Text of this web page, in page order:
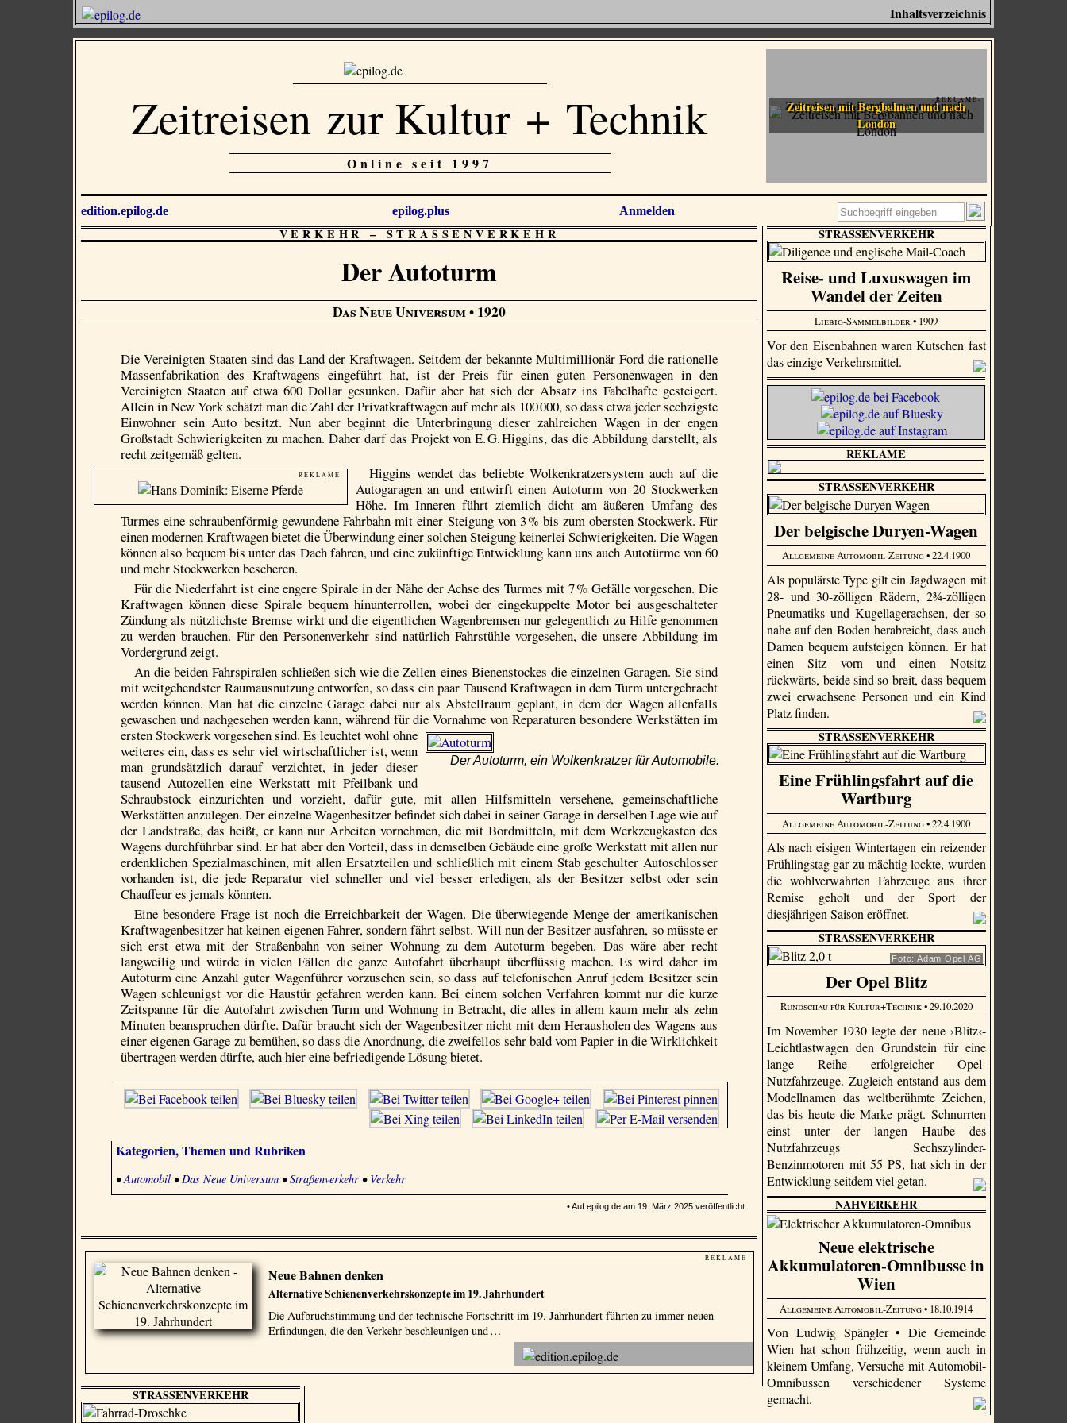
Inhaltsverzeichnis
Zeitreisen zur Kultur + Technik
Online seit 1997
- R E K L A M E -
Zeitreisen mit Bergbahnen und nach
London
edition.epilog.de epilog.plus Anmelden
VERKEHR–STRASSENVERKEHR
Der Autoturm
Das Neue Universum• 1920
Die Vereinigten Staaten sind das Land der Kraftwagen. Seitdem der bekannte Multimillionär Ford die rationelle
Massenfabrikation des Kraftwagens eingeführt hat, ist der Preis für einen guten Personenwagen in den
Vereinigten Staaten auf etwa 600 Dollar gesunken. Dafür aber hat sich der Absatz ins Fabelhafte gesteigert.
Allein in New York schätzt man die Zahl der Privatkraftwagen auf mehr als 100 000, so dass etwa jeder sechzigste
Einwohner sein Auto besitzt. Nun aber beginnt die Unterbringung dieser zahlreichen Wagen in der engen
Großstadt Schwierigkeiten zu machen. Daher darf das Projekt von E. G. Higgins, das die Abbildung darstellt, als
recht zeitgemäß gelten.
- R E K L A M E -
Higgins wendet das beliebte Wolken­kratzer­system auch auf die
Autogaragen an und entwirft einen Autoturm von 20 Stockwerken
Höhe. Im Inneren führt ziemlich dicht am äußeren Umfang des
Turmes eine schraubenförmig gewundene Fahrbahn mit einer Steigung von 3 % bis zum obersten Stockwerk. Für
einen modernen Kraftwagen bietet die Überwindung einer solchen Steigung keinerlei Schwierigkeiten. Die Wagen
können also bequem bis unter das Dach fahren, und eine zukünftige Entwicklung kann uns auch Autotürme von 60
und mehr Stockwerken bescheren.
Für die Niederfahrt ist eine engere Spirale in der Nähe der Achse des Turmes mit 7 % Gefälle vorgesehen. Die
Kraftwagen können diese Spirale bequem hinunterrollen, wobei der einge­kuppelte Motor bei ausgeschalteter
Zündung als nützlichste Bremse wirkt und die eigentlichen Wagenbremsen nur gelegentlich zu Hilfe genommen
zu werden brauchen. Für den Personenverkehr sind natürlich Fahrstühle vorgesehen, die unsere Abbildung im
Vordergrund zeigt.
An die beiden Fahrspiralen schließen sich wie die Zellen eines Bienenstockes die einzelnen Garagen. Sie sind
mit weitgehendster Raumausnutzung entworfen, so dass ein paar Tausend Kraftwagen in dem Turm untergebracht
werden können. Man hat die einzelne Garage dabei nur als Abstellraum geplant, in dem der Wagen allenfalls
gewaschen und nachgesehen werden kann, während für die Vornahme von Reparaturen besondere Werkstätten im
ersten Stockwerk vorgesehen sind.
Der Autoturm, ein Wolkenkratzer für Automobile.
Es leuchtet wohl ohne
weiteres ein, dass es sehr viel wirtschaftlicher ist, wenn
man grundsätzlich darauf verzichtet, in jeder dieser
tausend Autozellen eine Werkstatt mit Pfeilbank und
Schraubstock einzurichten und vorzieht, dafür gute, mit allen Hilfsmitteln versehene, gemeinschaftliche
Werkstätten anzulegen. Der einzelne Wagenbesitzer befindet sich dabei in seiner Garage in derselben Lage wie auf
der Landstraße, das heißt, er kann nur Arbeiten vornehmen, die mit Bordmitteln, mit dem Werkzeugkasten des
Wagens durchführbar sind. Er hat aber den Vorteil, dass in demselben Gebäude eine große Werkstatt mit allen nur
erdenklichen Spezialmaschinen, mit allen Ersatzteilen und schließlich mit einem Stab geschulter Autoschlosser
vorhanden ist, die jede Reparatur viel schneller und viel besser erledigen, als der Besitzer selbst oder sein
Chauffeur es jemals könnten.
Eine besondere Frage ist noch die Erreichbarkeit der Wagen. Die überwiegende Menge der amerikanischen
Kraftwagenbesitzer hat keinen eigenen Fahrer, sondern fährt selbst. Will nun der Besitzer ausfahren, so müsste er
sich erst etwa mit der Straßenbahn von seiner Wohnung zu dem Autoturm begeben. Das wäre aber recht
langweilig und würde in vielen Fällen die ganze Autofahrt überhaupt überflüssig machen. Es wird daher im
Autoturm eine Anzahl guter Wagenführer vorzusehen sein, so dass auf telefonischen Anruf jedem Besitzer sein
Wagen schleunigst vor die Haustür gefahren werden kann. Bei einem solchen Verfahren kommt nur die kurze
Zeitspanne für die Autofahrt zwischen Turm und Wohnung in Betracht, die alles in allem kaum mehr als zehn
Minuten beanspruchen dürfte. Dafür braucht sich der Wagenbesitzer nicht mit dem Herausholen des Wagens aus
einer eigenen Garage zu bemühen, so dass die Anordnung, die zweifellos sehr bald vom Papier in die Wirklichkeit
übertragen werden dürfte, auch hier eine befriedigende Lösung bietet.
Kategorien, Themen und Rubriken
•Automobil • Das Neue Universum •Straßenverkehr • Verkehr
• Auf epilog.de am 19. März 2025 veröffentlicht
- R E K L A M E -
Neue Bahnen denken
Alternative Schienenverkehrskonzepte im 19. Jahrhundert
Die Aufbruchstimmung und der technische Fortschritt im 19. Jahrhundert führten zu immer neuen
Erfindungen, die den Verkehr beschleunigen und …
STRASSENVERKEHR
Reise- und Luxuswagen im
Wandel der Zeiten
Liebig-Sammelbilder• 1909
Vor den Eisenbahnen waren Kutschen fast
das einzige Verkehrsmittel.
REKLAME
STRASSENVERKEHR
Der belgische Duryen-Wagen
Allgemeine Automobil-Zeitung• 22.4.1900
Als populärste Type gilt ein Jagdwagen mit
28- und 30-zölligen Rädern, 2¾-zölligen
Pneumatiks und Kugellagerachsen, der so
nahe auf den Boden herabreicht, dass auch
Damen bequem aufsteigen können. Er hat
einen Sitz vorn und einen Notsitz
rückwärts, beide sind so breit, dass bequem
zwei erwachsene Personen und ein Kind
Platz finden.
STRASSENVERKEHR
Eine Frühlingsfahrt auf die
Wartburg
Allgemeine Automobil-Zeitung• 22.4.1900
Als nach eisigen Wintertagen ein reizender
Frühlingstag gar zu mächtig lockte, wurden
die wohlverwahrten Fahrzeuge aus ihrer
Remise geholt und der Sport der
diesjährigen Saison eröffnet.
STRASSENVERKEHR
Foto: Adam Opel AG
Der Opel Blitz
Rundschau für Kultur+Technik• 29.10.2020
Im November 1930 legte der neue ›Blitz‹-
Leichtlastwagen den Grundstein für eine
lange Reihe erfolgreicher Opel-
Nutzfahrzeuge. Zugleich entstand aus dem
Modellnamen das weltberühmte Zeichen,
das bis heute die Marke prägt. Schnurrten
einst unter der langen Haube des
Nutzfahrzeugs Sechszylinder-
Benzinmotoren mit 55 PS, hat sich in der
Entwicklung seitdem viel getan.
NAHVERKEHR
Neue elektrische
Akkumulatoren-Omnibusse in
Wien
Allgemeine Automobil-Zeitung• 18.10.1914
Von Ludwig Spängler • Die Gemeinde
Wien hat schon frühzeitig, wenn auch in
kleinem Umfang, Versuche mit Automobil-
Omnibussen verschiedener Systeme
gemacht.
STRASSENVERKEHR